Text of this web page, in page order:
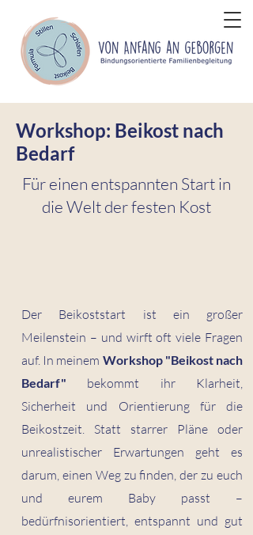
Workshop: Beikost nach
Bedarf
Für einen entspannten Start in
die Welt der festen Kost
Der Beikoststart ist ein großer
Meilenstein – und wirft oft viele Fragen
auf. In meinem Workshop "Beikost nach
Bedarf" bekommt ihr Klarheit,
Sicherheit und Orientierung für die
Beikostzeit. Statt starrer Pläne oder
unrealistischer Erwartungen geht es
darum, einen Weg zu finden, der zu euch
und eurem Baby passt –
bedürfnisorientiert, entspannt und gut